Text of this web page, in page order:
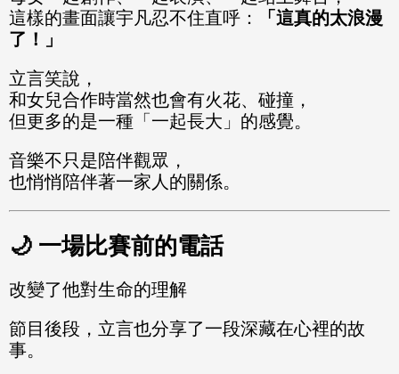
這樣的畫面讓宇凡忍不住直呼：
「這真的太浪漫
了！」
立言笑說，
和女兒合作時當然也會有火花、碰撞，
但更多的是一種「一起長大」的感覺。
音樂不只是陪伴觀眾，
也悄悄陪伴著一家人的關係。
🌙 一場比賽前的電話
改變了他對生命的理解
節目後段，立言也分享了一段深藏在心裡的故
事。